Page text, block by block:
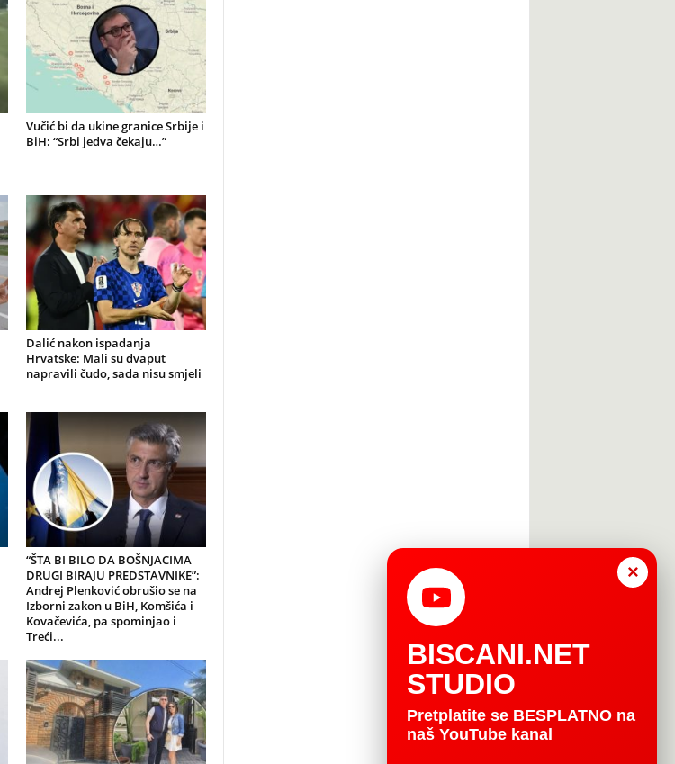
Vučić bi da ukine granice Srbije i
BiH: “Srbi jedva čekaju…”
Dalić nakon ispadanja
Hrvatske: Mali su dvaput
napravili čudo, sada nisu smjeli
“ŠTA BI BILO DA BOŠNJACIMA
DRUGI BIRAJU PREDSTAVNIKE”:
Andrej Plenković obrušio se na
Izborni zakon u BiH, Komšića i
Kovačevića, pa spominjao i
Treći...
×
BISCANI.NET
STUDIO
Pretplatite se BESPLATNO na
naš YouTube kanal